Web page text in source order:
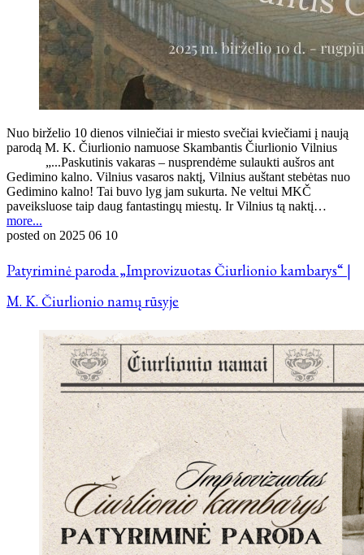
Nuo birželio 10 dienos vilniečiai ir miesto svečiai kviečiami į naują
parodą M. K. Čiurlionio namuose Skambantis Čiurlionio Vilnius
„...Paskutinis vakaras – nusprendėme sulaukti aušros ant
Gedimino kalno. Vilnius vasaros naktį, Vilnius auštant stebėtas nuo
Gedimino kalno! Tai buvo lyg jam sukurta. Ne veltui MKČ
paveiksluose taip daug fantastingų miestų. Ir Vilnius tą naktį…
more...
posted on 2025 06 10
Patyriminė paroda „Improvizuotas Čiurlionio kambarys“ |
M. K. Čiurlionio namų rūsyje